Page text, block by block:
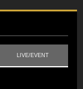
LIVE/EVENT